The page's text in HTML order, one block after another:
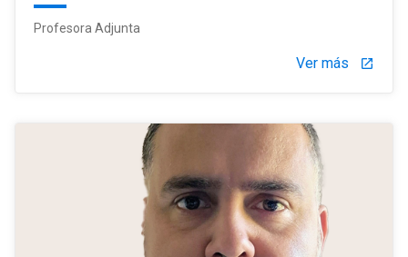
Profesora Adjunta
Ver más launch